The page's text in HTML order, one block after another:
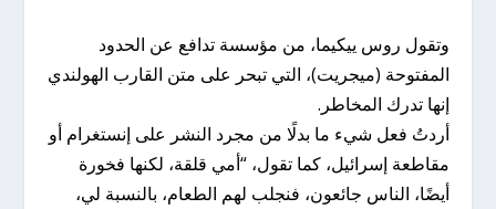
وتقول روس ييكيما، من مؤسسة تدافع عن الحدود
المفتوحة (ميجريت)، التي تبحر على متن القارب الهولندي
إنها تدرك المخاطر.
أردتُ فعل شيء ما بدلًا من مجرد النشر على إنستغرام أو
مقاطعة إسرائيل، كما تقول، “أمي قلقة، لكنها فخورة
أيضًا، الناس جائعون، فنجلب لهم الطعام، بالنسبة لي،